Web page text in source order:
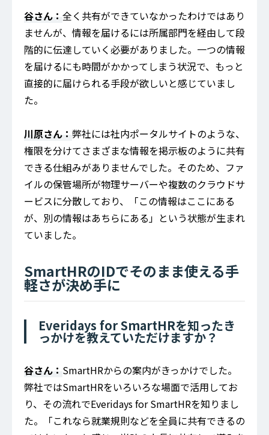
谷さん： 全く共有ができていなかったわけではあり
ませんが、情報を届けるには所属部門を経由して段
階的に伝達していく必要がありました。一つの情報
を届けるにも時間がかかってしまう状況で、もっと
直接的に届けられる手段が欲しいと感じていまし
た。
川原さん： 弊社には社内ポータルサイトのような、
権限を分けてさまざまな情報を掲示板のように共有
できる仕組みがありませんでした。そのため、ファ
イルの保管場所が物理サーバーや複数のクラウドサ
ービスに分散しており、「この情報はここにある
が、別の情報はあちらにある」という状態が生まれ
ていました。
SmartHRのIDでそのまま使える手
軽さが決め手に
Everidays for SmartHRを知ったき
っかけを教えていただけますか？
谷さん： SmartHRからの案内がきっかけでした。
弊社ではSmartHRをいろいろな場面で活用してお
り、その流れでEveridays for SmartHRを知りまし
た。「これなら就業規則などを全員に共有できるの